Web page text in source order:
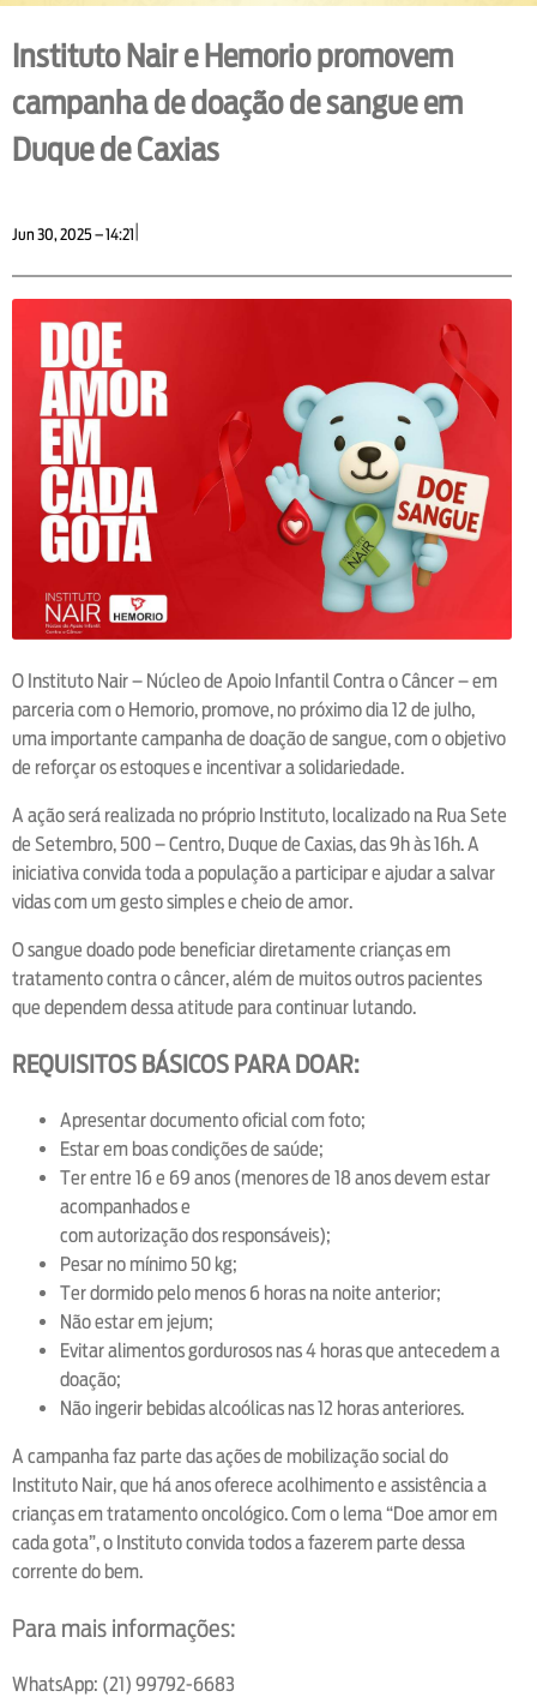
Instituto Nair e Hemorio promovem
campanha de doação de sangue em
Duque de Caxias
Jun 30, 2025 – 14:21
O Instituto Nair – Núcleo de Apoio Infantil Contra o Câncer – em
parceria com o Hemorio, promove, no próximo dia 12 de julho,
uma importante campanha de doação de sangue, com o objetivo
de reforçar os estoques e incentivar a solidariedade.
A ação será realizada no próprio Instituto, localizado na Rua Sete
de Setembro, 500 – Centro, Duque de Caxias, das 9h às 16h. A
iniciativa convida toda a população a participar e ajudar a salvar
vidas com um gesto simples e cheio de amor.
O sangue doado pode beneficiar diretamente crianças em
tratamento contra o câncer, além de muitos outros pacientes
que dependem dessa atitude para continuar lutando.
REQUISITOS BÁSICOS PARA DOAR:
Apresentar documento oficial com foto;
Estar em boas condições de saúde;
Ter entre 16 e 69 anos (menores de 18 anos devem estar
acompanhados e
com autorização dos responsáveis);
Pesar no mínimo 50 kg;
Ter dormido pelo menos 6 horas na noite anterior;
Não estar em jejum;
Evitar alimentos gordurosos nas 4 horas que antecedem a
doação;
Não ingerir bebidas alcoólicas nas 12 horas anteriores.
A campanha faz parte das ações de mobilização social do
Instituto Nair, que há anos oferece acolhimento e assistência a
crianças em tratamento oncológico. Com o lema “Doe amor em
cada gota”, o Instituto convida todos a fazerem parte dessa
corrente do bem.
Para mais informações:
WhatsApp: (21) 99792-6683